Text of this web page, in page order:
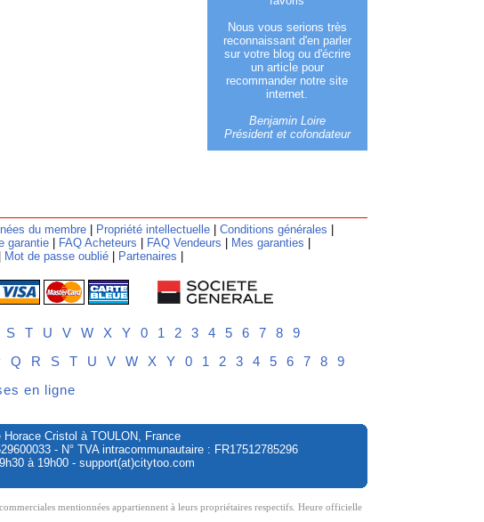
Nous vous serions très
reconnaissant d'en parler
sur votre blog ou d'écrire
un article pour
recommander notre site
internet.
Benjamin Loire
Président et cofondateur
du membre Propriété intellectuelle Conditions générales
garantie FAQ Acheteurs FAQ Vendeurs Mes garanties
Mot de passe oublié Partenaires
S T U V W X Y 0 1 2 3 4 5 6 7 8
9
Q R S T U V W X Y 0 1 2 3 4 5 6 7 8
9
en ligne
Cristol à TOULON, France
- N° TVA intracommunautaire : FR17512785296
à 19h00 - support(at)citytoo.com
mentionnées appartiennent à leurs propriétaires respectifs. Heure officielle